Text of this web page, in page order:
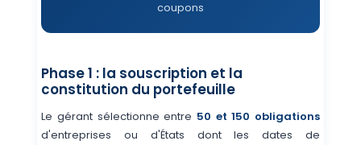
coupons
Phase 1 : la souscription et la
constitution du portefeuille
Le gérant sélectionne entre 50 et 150 obligations
d'entreprises ou d'États dont les dates de